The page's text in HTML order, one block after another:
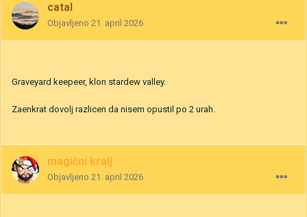
catal
Objavljeno 21. april 2026
Graveyard keepeer, klon stardew valley.
Zaenkrat dovolj razlicen da nisem opustil po 2 urah.
magični kralj
Objavljeno 21. april 2026